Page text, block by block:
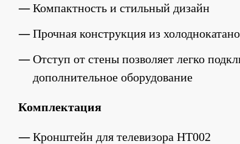
Компактность и стильный дизайн
Прочная конструкция из
Отступ от стены позволяет легко
дополнительное оборудование
Комплектация
Кронштейн для телевизора HT002